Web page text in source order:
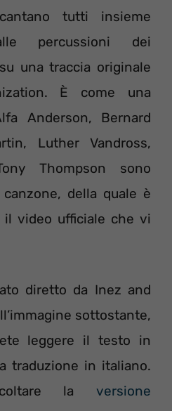
tutti insieme
percussioni dei
una traccia originale
È come una
Anderson, Bernard
Luther Vandross,
Thompson sono
della quale è
il video ufficiale che vi
diretto da Inez and
sottostante,
leggere il testo in
traduzione in italiano.
la versione